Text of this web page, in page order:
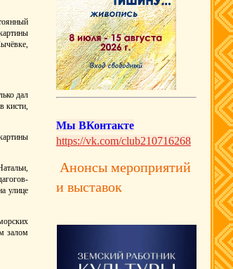
дал
кисти,
улице
залом
Мы ВКонтакте
https://vk.com/club210716268
Анонсы мероприятий
и выставок